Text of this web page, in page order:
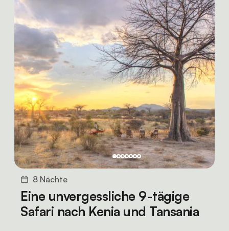
8 Nächte
Eine unvergessliche 9-tägige
Safari nach Kenia und Tansania